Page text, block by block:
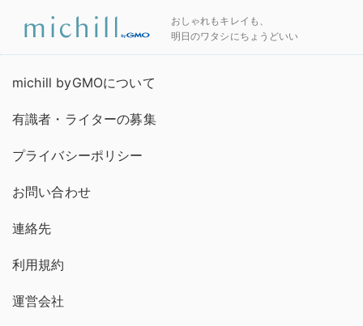
おしゃれもキレイも、
明日のワタシにちょうどいい
michill byGMOについて
有識者・ライターの募集
プライバシーポリシー
お問い合わせ
連絡先
利用規約
運営会社